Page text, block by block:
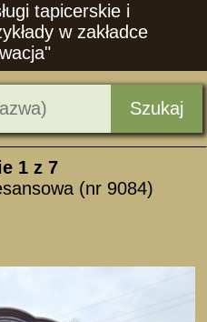
tapicerskie i
w zakładce
Szukaj
1z 7
(nr 9084)